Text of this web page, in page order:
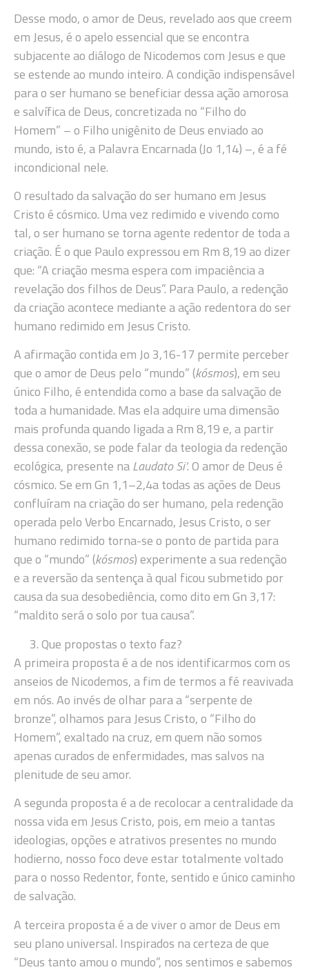
Desse modo, o amor de Deus, revelado aos que creem
em Jesus, é o apelo essencial que se encontra
subjacente ao diálogo de Nicodemos com Jesus e que
se estende ao mundo inteiro. A condição indispensável
para o ser humano se beneficiar dessa ação amorosa
e salvífica de Deus, concretizada no “Filho do
Homem” – o Filho unigênito de Deus enviado ao
mundo, isto é, a Palavra Encarnada (Jo 1,14) –, é a fé
incondicional nele.
O resultado da salvação do ser humano em Jesus
Cristo é cósmico. Uma vez redimido e vivendo como
tal, o ser humano se torna agente redentor de toda a
criação. É o que Paulo expressou em Rm 8,19 ao dizer
que: “A criação mesma espera com impaciência a
revelação dos filhos de Deus”. Para Paulo, a redenção
da criação acontece mediante a ação redentora do ser
humano redimido em Jesus Cristo.
A afirmação contida em Jo 3,16-17 permite perceber
que o amor de Deus pelo “mundo” (kósmos), em seu
único Filho, é entendida como a base da salvação de
toda a humanidade. Mas ela adquire uma dimensão
mais profunda quando ligada a Rm 8,19 e, a partir
dessa conexão, se pode falar da teologia da redenção
ecológica, presente naLaudato Si’. O amor de Deus é
cósmico. Se em Gn 1,1–2,4a todas as ações de Deus
confluíram na criação do ser humano, pela redenção
operada pelo Verbo Encarnado, Jesus Cristo, o ser
humano redimido torna-se o ponto de partida para
que o “mundo” (kósmos) experimente a sua redenção
e a reversão da sentença à qual ficou submetido por
causa da sua desobediência, como dito em Gn 3,17:
“maldito será o solo por tua causa”.
Que propostas o texto faz?
A primeira proposta é a de nos identificarmos com os
anseios de Nicodemos, a fim de termos a fé reavivada
em nós. Ao invés de olhar para a “serpente de
bronze”, olhamos para Jesus Cristo, o “Filho do
Homem”, exaltado na cruz, em quem não somos
apenas curados de enfermidades, mas salvos na
plenitude de seu amor.
A segunda proposta é a de recolocar a centralidade da
nossa vida em Jesus Cristo, pois, em meio a tantas
ideologias, opções e atrativos presentes no mundo
hodierno, nosso foco deve estar totalmente voltado
para o nosso Redentor, fonte, sentido e único caminho
de salvação.
A terceira proposta é a de viver o amor de Deus em
seu plano universal. Inspirados na certeza de que
“Deus tanto amou o mundo”, nos sentimos e sabemos